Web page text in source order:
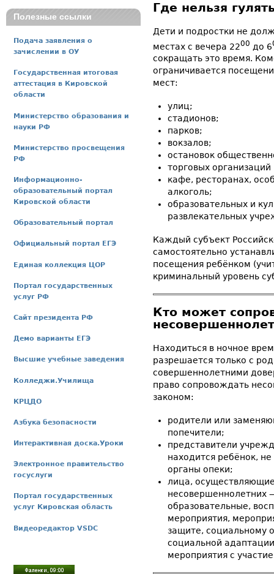
Где нельзя
Дети и подростки не
местах с вечера 2200 до 6
сокращать это время.
ограничивается
мест:
улиц;
стадионов;
парков;
вокзалов;
остановок
торговых
кафе, ресторанах,
алкоголь;
образовательных и
развлекательных
Каждый субъект
самостоятельно
посещения ребёнком
криминальный уровень
Кто может
Находиться в ночное
разрешается только с
совершеннолетними
право сопровождать
законом:
родители или
попечители;
представители
находится ребёнок,
органы опеки;
лица,
несовершеннолетних
образовательные,
мероприятия,
защите, социальному
социальной
мероприятия с
Полезные ссылки
Подача заявления о
зачислении в ОУ
Государственная итоговая
аттестация в Кировской
области
Министерство образования и
науки РФ
Министерство просвещения
РФ
Информационно-
образовательный портал
Кировской области
Образовательный портал
Официальный портал ЕГЭ
Единая коллекция ЦОР
Портал государственных
услуг РФ
Сайт президента РФ
Демо варианты ЕГЭ
Высшие учебные заведения
Колледжи.Училища
КРЦДО
Азбука безопасности
Интерактивная доска.Уроки
Электронное правительство
госуслуги
Портал государственных
услуг Кировская область
Видеоредактор VSDC